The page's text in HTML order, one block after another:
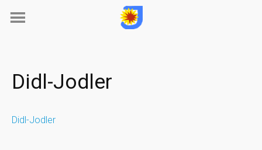
Didl-Jodler
Didl-Jodler